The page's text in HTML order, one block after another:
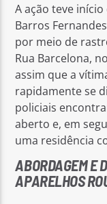
A ação teve
Barros
por meio de
Rua Barcelona,
assim que a
rapidamente se
policiais
aberto e, em
uma residência
ABORDAGEM E
APARELHOS